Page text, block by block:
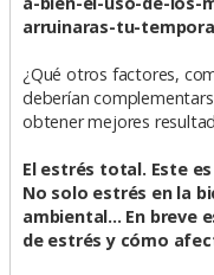
arruinaras-tu-
¿Qué otros factores,
deberían
obtener mejores
El estrés total. Este
No solo estrés en la
ambiental... En breve
de estrés y cómo